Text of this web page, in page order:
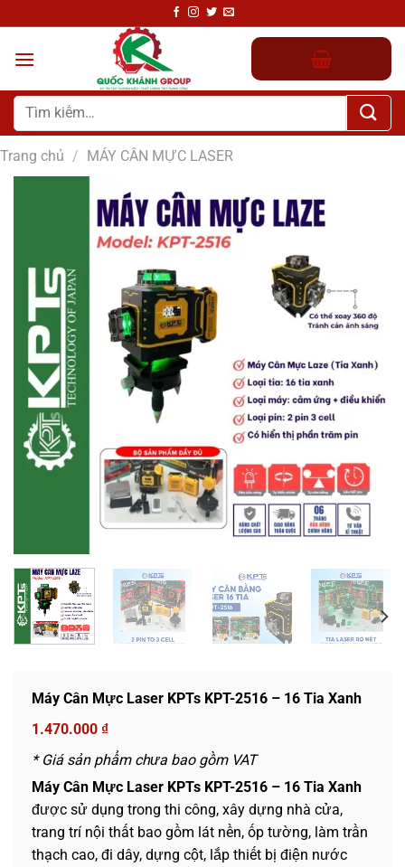
đến
nội
Tìm
kiếm:
Trang chủ / MÁY CÂN MỰC LASER
Máy Cân Mực Laser KPTs KPT-2516 – 16 Tia Xanh
1.470.000 ₫
* Giá sản phẩm chưa bao gồm VAT
Máy Cân Mực Laser KPTs KPT-2516 – 16 Tia Xanh
được sử dụng trong thi công, xây dựng nhà cửa,
trang trí nội thất bao gồm lát nền, ốp tường, làm trần
thạch cao, đi dây, dựng cột, lắp thiết bị điện nước